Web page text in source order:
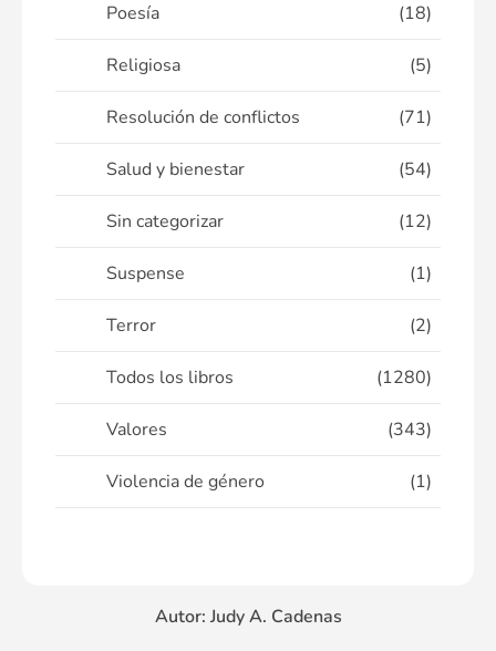
Poesía (18)
Religiosa (5)
Resolución de conflictos (71)
Salud y bienestar (54)
Sin categorizar (12)
Suspense (1)
Terror (2)
Todos los libros (1280)
Valores (343)
Violencia de género (1)
Autor: Judy A. Cadenas